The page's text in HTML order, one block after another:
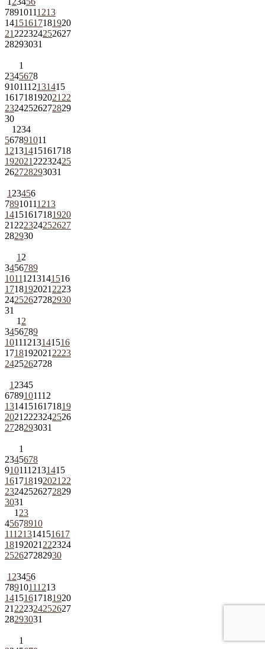
78910111213
14151617181920
21 222324252627
28293031
1
2345678
9101112131415
161718192021 22
23242526272829
30
1 234
567891011
12131415161718
192021 22232425
262728293031
1 23456
78910111213
14151617181920
21 222324252627
282930
1 2
3456789
10111213141516
1718192021 2223
24252627282930
31
1 2
3456789
10111213141516
1718192021 2223
2425262728
1 2345
6789101112
13141516171819
2021 2223242526
2728293031
1
2345678
9101112131415
161718192021 22
23242526272829
3031
1 23
45678910
11121314151617
18192021 222324
252627282930
1 23456
78910111213
14151617181920
21 222324252627
28293031
1